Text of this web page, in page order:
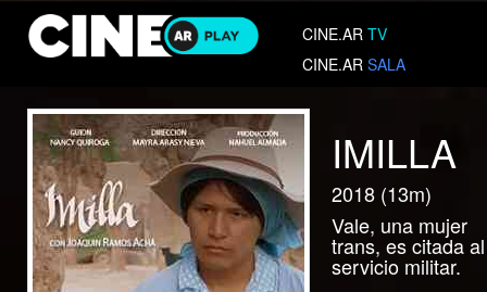
CINE.ARTV
CINE.ARSALA
IMILLA
2018 (13m)
Vale, una mujer
trans, es citada al
servicio militar.